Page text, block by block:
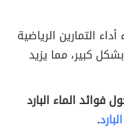
التمارين الرياضية
كبير، مما يزيد
فوائد الماء البارد
.